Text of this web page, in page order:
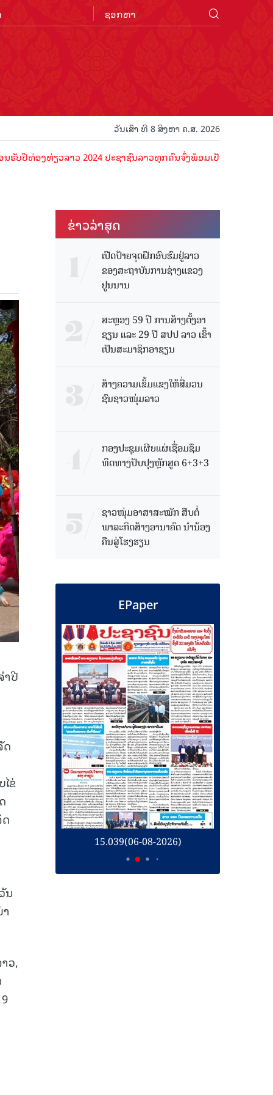
ວັນເສົາ ທີ 8 ສິງຫາ ຄ.ສ. 2026
ງທ່ຽວລາວ 2024 ປະຊາຊົນລາວທຸກຄົນຈົ່ງພ້ອມເປັນເຈົ້າພາບທີ່ດີ ຕ້ອນຮັ
ຳປີ
ດ
ຂ່
ນ
ວ,
ຂ່າວ​ລ່າ​ສຸດ
ເປີດປ້າຍຈຸດຝຶກອົບຮົມຢູ່ລາວ
ຂອງສະຖາບັນການຊ່າງແຂວງ
ຢູນນານ
ສະຫຼອງ 59 ປີ ການສ້າງຕັ້ງອາ
ຊຽນ ແລະ 29 ປີ ສປປ ລາວ ເຂົ້າ
ເປັນສະມາຊິກອາຊຽນ
ສ້າງຄວາມເຂັ້ມແຂງໃຫ້ສື່ມວນ
ຊົນຊາວໜຸ່ມລາວ
ກອງປະຊຸມເຜີຍແຜ່ເຊື່ອມຊຶມ
ທິດທາງປັບປຸງຫຼັກສູດ 6+3+3
ຊາວໜຸ່ມອາສາສະໝັກ ສືບຕໍ່
ພາລະກິດສ້າງອານາຄົດ ນໍານ້ອງ
ຄືນສູ່ໂຮງຮຽນ
EPaper
15.039(06-08-2026)